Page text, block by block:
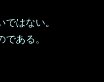
はない。
ある。